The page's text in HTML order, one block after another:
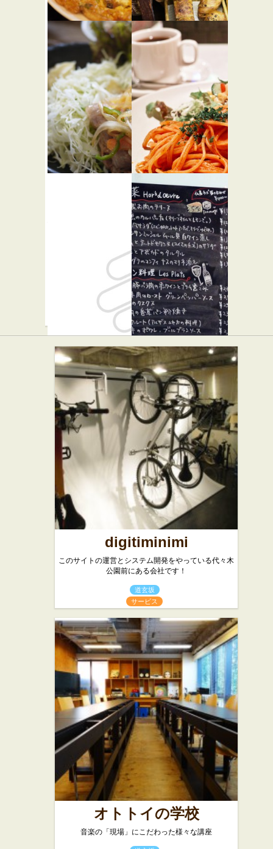
タイダイ
ニング ソ
イ7 代々木
八幡店 ★☆☆
アジア・エスニッ
ク
ルヴァン
富ヶ谷店
★☆☆
パン屋
TIKI+GOAL
CAFE ★☆☆
カフェ・喫茶店
エスカレ
ラ
バー・居酒屋
エピノウ
★☆☆
フレンチ
digitiminimi
このサイトの運営とシステム開発をやっている代々木
公園前にある会社です！
道玄坂
サービス
オトトイの学校
音楽の「現場」にこだわった様々な講座